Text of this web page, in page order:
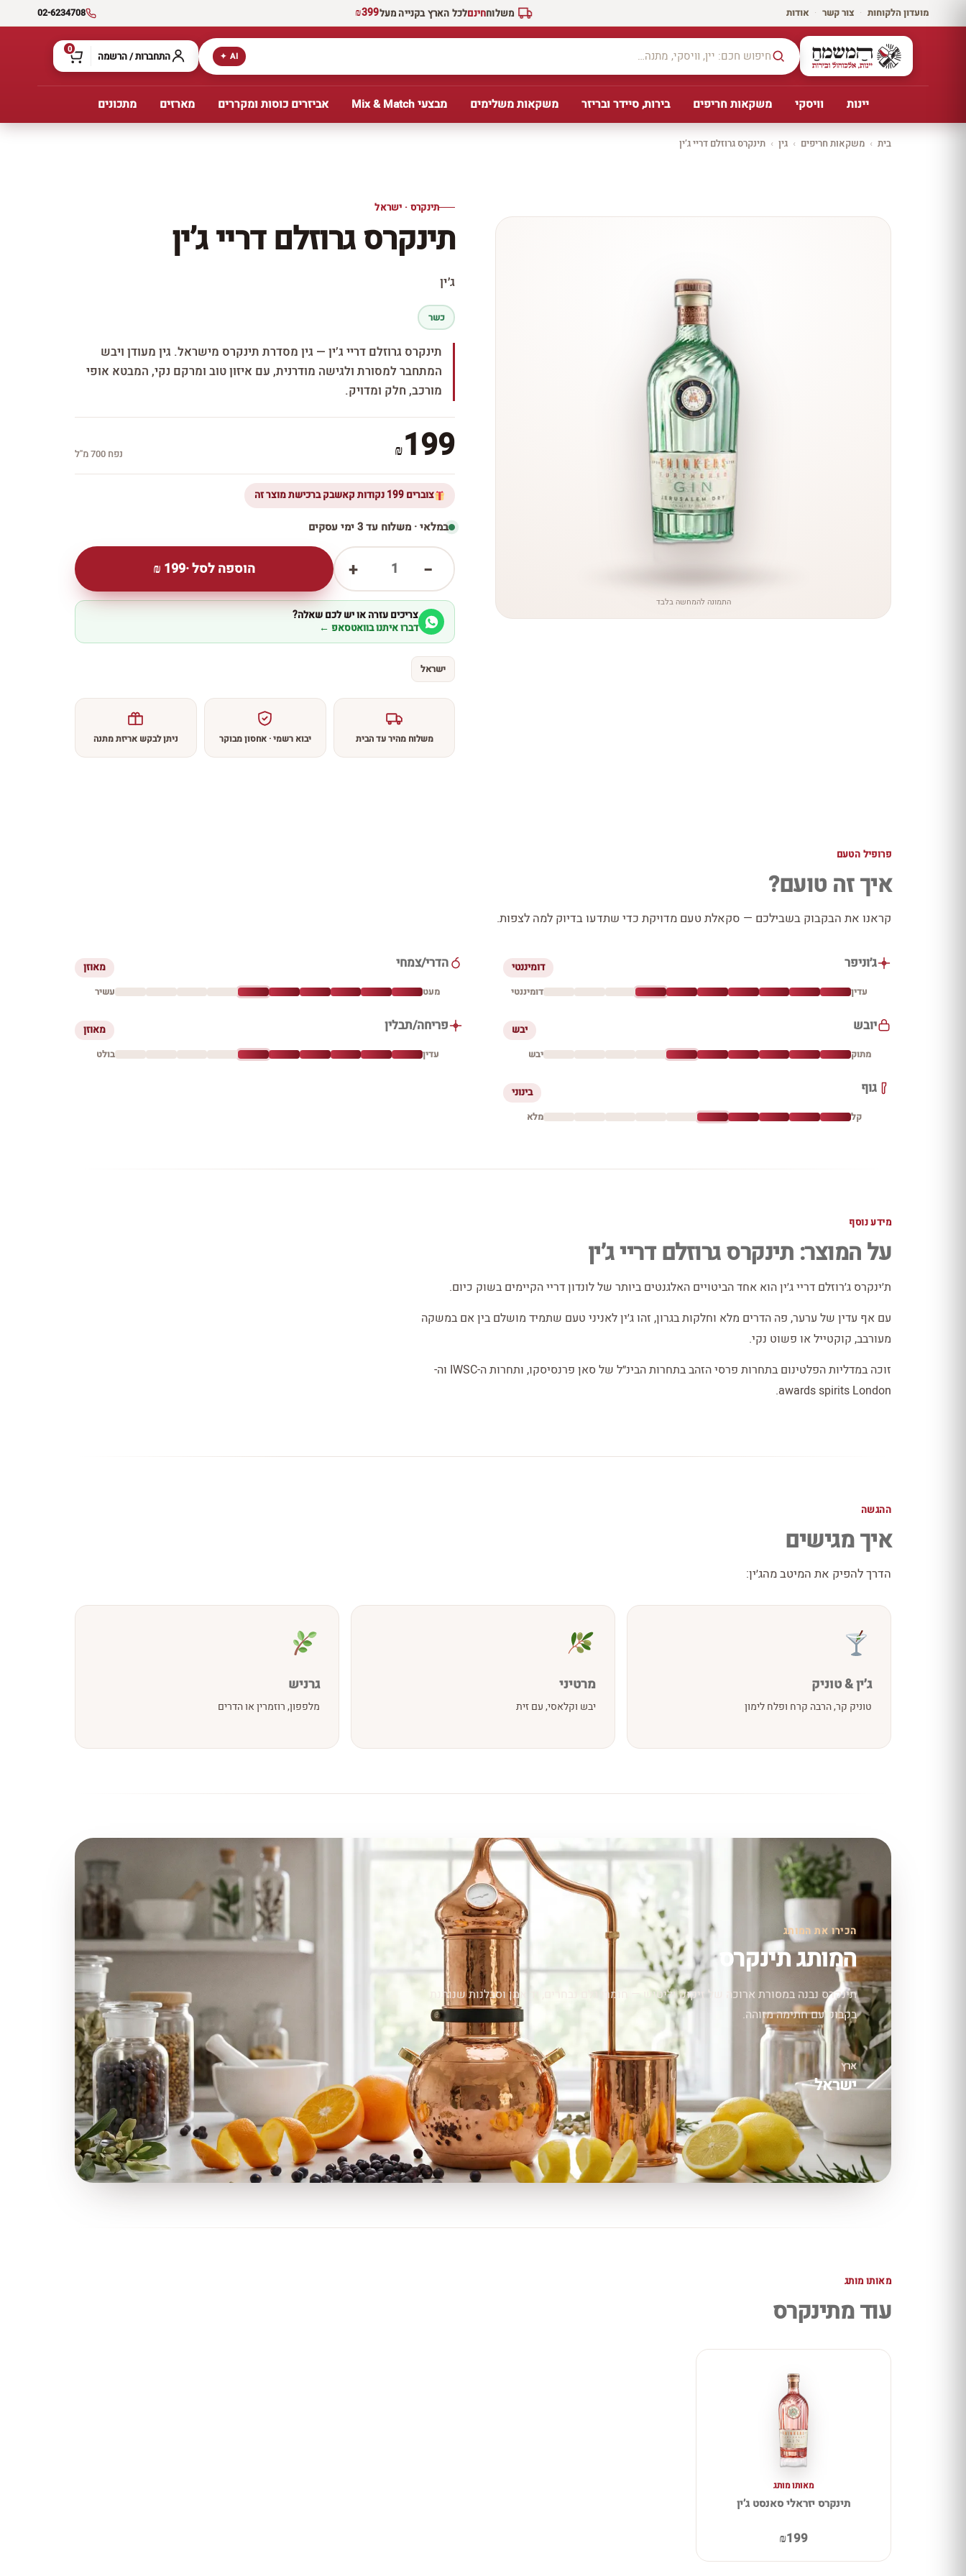
מועדון הלקוחות · צור קשר · אודות משלוחחינםלכל הארץ בקנייה מעל₪399
02-6234708
AI ✦ התחברות / הרשמה 0
יינות וויסקי משקאות חריפים בירות, סיידר ובריזר משקאות משלימים מבצעי Mix & Match אביזרים כוסות ומקררים מארזים מתכונים
בית › משקאות חריפים › גין › תינקרס גרוזלם דריי ג’ין
כל
לכל יינות יקב ירושלים ←
תינקרס · ישראל
תינקרס גרוזלם דריי ג’ין
ג׳ין
התמונה להמחשה בלבד
כשר
תינקרס גרוזלם דריי ג’ין — גין מסדרת תינקרס מישראל. גין מעודן ויבש
המתחבר למסורת ולגישה מודרנית, עם איזון טוב ומרקם נקי, המבטא אופי
מורכב, חלק ומדויק.
₪199 נפח 700 מ''ל
צוברים 199 נקודות קאשבק ברכישת מוצר זה
במלאי · משלוח עד 3 ימי עסקים
−
1
+ הוספה לסל ·199
₪
צריכים עזרה או יש לכם שאלה?
דברו איתנו בוואטסאפ ←
ישראל
משלוח מהיר עד הבית יבוא רשמי · אחסון מבוקר ניתן לבקש אריזת מתנה
פרופיל הטעם
איך זה טועם?
קראנו את הבקבוק בשבילכם — סקאלת טעם מדויקת כדי שתדעו בדיוק למה לצפות.
ג׳וניפר דומיננטי
עדין דומיננטי
הדרי/צמחי מאוזן
מעט עשיר
יובש יבש
מתוק יבש
פריחה/תבלין מאוזן
עדין בולט
גוף בינוני
קל מלא
מידע נוסף
על המוצר: תינקרס גרוזלם דריי ג’ין
ת׳ינקרס ג׳רוזלם דריי ג׳ין הוא אחד הביטויים האלגנטים ביותר של לונדון דריי הקיימים בשוק כיום.
עם אף עדין של ערער, פה הדרים מלא וחלקות בגרון, זהו ג׳ין לאניני טעם שתמיד מושלם בין אם במשקה
מעורבב, קוקטייל או פשוט נקי.
זוכה במדליות הפלטינום בתחרות פרסי הזהב בתחרות הבינ״ל של סאן פרנסיסקו, ותחרות ה-IWSC וה-
awards spirits London.
ההגשה
איך מגישים
הדרך להפיק את המיטב מהג׳ין:
ג׳ין & טוניק
טוניק קר, הרבה קרח ופלח לימון
מרטיני
יבש וקלאסי, עם זית
גרניש
מלפפון, רוזמרין או הדרים
הכירו את המותג
המותג תינקרס
תינקרס נבנה במסורת ארוכה של זיקוק וליטוש — חומרי גלם נבחרים, יד אמן וסבלנות שנותנת
בקבוק עם חתימה מזוהה.
ארץ
ישראל
מאותו מותג
עוד מתינקרס
מאותו מותג
תינקרס יזראלי סאנסט ג’ין
₪199